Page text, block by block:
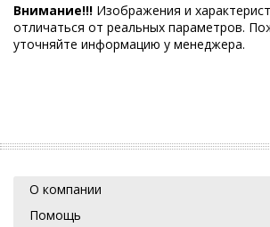
Внимание!!! Изображения и
отличаться от реальных параметров.
уточняйте информацию у менеджера.
О компании
Помощь